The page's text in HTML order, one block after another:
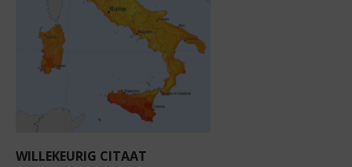
WILLEKEURIG CITAAT